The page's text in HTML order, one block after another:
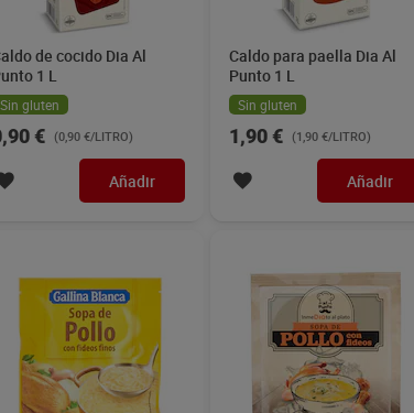
de cocido Dia Al
1 L
Sin gluten
€ (0,90 €/LITRO)
Añadir
Caldo para paella Dia Al
Punto 1 L
Sin gluten
1,90 € (1,90 €/LITRO)
Añadir